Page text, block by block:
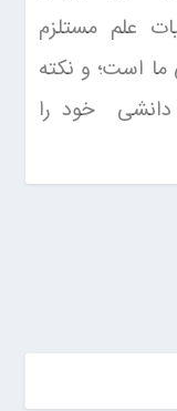
علم مستلزم
ما است؛ و نکته
دانشی خود را